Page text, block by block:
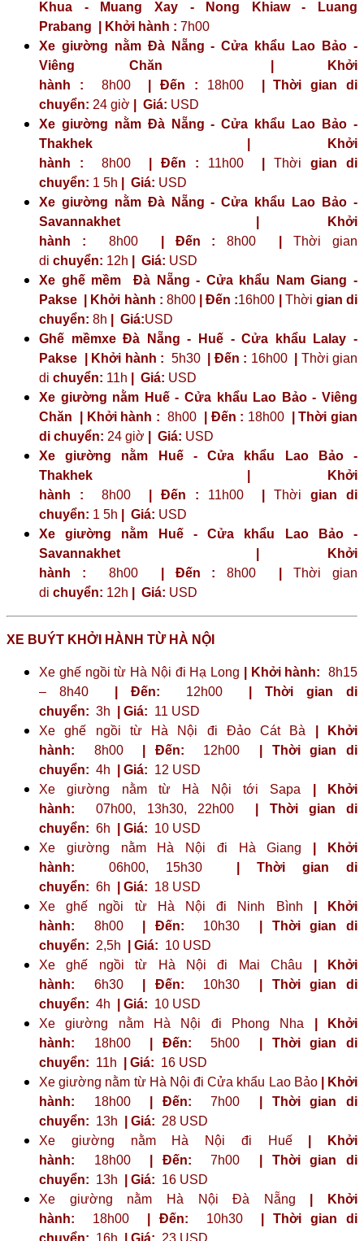
Khua - Muang Xay - Nong Khiaw - Luang
Prabang | Khởi hành : 7h00
Xe giường nằm Đà Nẵng - Cửa khẩu Lao Bảo -
Viêng Chăn | Khởi
hành : 8h00| Đến : 18h00| Thời gian di
chuyển: 24 giờ | Giá: USD
Xe giường nằm Đà Nẵng - Cửa khẩu Lao Bảo -
Thakhek | Khởi
hành : 8h00 | Đến : 11h00 Thời gian di
chuyển: 1 5h Giá: USD
Xe giường nằm Đà Nẵng - Cửa khẩu Lao Bảo -
Savannakhet | Khởi
hành : 8h00| Đến : 8h00 |Thời gian
di chuyển: 12h Giá: USD
Xe ghế mềm Đà Nẵng - Cửa khẩu Nam Giang -
Pakse | Khởi hành : 8h00| Đến :16h00 Thời gian di
chuyển: 8h Giá:USD
Ghế mềmxe Đà Nẵng - Huế - Cửa khẩu Lalay -
Pakse | Khởi hành : 5h30| Đến : 16h00| Thời gian
di chuyển: 11h Giá: USD
Xe giường nằm Huế - Cửa khẩu Lao Bảo - Viêng
Chăn | Khởi hành : 8h00| Đến : 18h00| Thời gian
di chuyển: 24 giờ | Giá: USD
Xe giường nằm Huế - Cửa khẩu Lao Bảo -
Thakhek | Khởi
hành : 8h00 | Đến : 11h00 Thời gian di
chuyển: 1 5h Giá: USD
Xe giường nằm Huế - Cửa khẩu Lao Bảo -
Savannakhet | Khởi
hành : 8h00| Đến : 8h00 |Thời gian
di chuyển: 12h Giá: USD
XE BUÝT KHỞI HÀNH TỪ HÀ NỘI
Xe ghế ngồi từ Hà Nội đi Hạ Long | Khởi hành: 8h15
– 8h40
| Đến: 12h00
| Thời gian di
chuyển: 3h | Giá: 11 USD
Xe ghế ngồi từ Hà Nội đi Đảo Cát Bà
| Khởi
hành: 8h00 | Đến: 12h00
| Thời gian di
chuyển: 4h | Giá: 12 USD
Xe giường nằm từ Hà Nội tới Sapa
| Khởi
hành: 07h00, 13h30, 22h00
| Thời gian di
chuyển: 6h | Giá: 10 USD
Xe giường nằm Hà Nội đi Hà Giang
| Khởi
hành: 06h00, 15h30
| Thời gian di
chuyển: 6h | Giá: 18 USD
Xe ghế ngồi từ Hà Nội đi Ninh Bình
| Khởi
hành: 8h00 | Đến: 10h30
| Thời gian di
chuyển: 2,5h | Giá: 10 USD
Xe ghế ngồi từ Hà Nội đi Mai Châu
| Khởi
hành: 6h30 | Đến: 10h30
| Thời gian di
chuyển: 4h | Giá: 10 USD
Xe giường nằm Hà Nội đi Phong Nha
| Khởi
hành: 18h00 | Đến: 5h00
| Thời gian di
chuyển: 11h | Giá: 16 USD
Xe giường nằm từ Hà Nội đi Cửa khẩu Lao Bảo
| Khởi
hành: 18h00 | Đến: 7h00
| Thời gian di
chuyển: 13h | Giá: 28 USD
Xe giường nằm Hà Nội đi Huế
| Khởi
hành: 18h00 | Đến: 7h00
| Thời gian di
chuyển: 13h | Giá: 16 USD
Xe giường nằm Hà Nội Đà Nẵng
| Khởi
hành: 18h00 | Đến: 10h30
| Thời gian di
chuyển: 16h | Giá: 23 ​​USD